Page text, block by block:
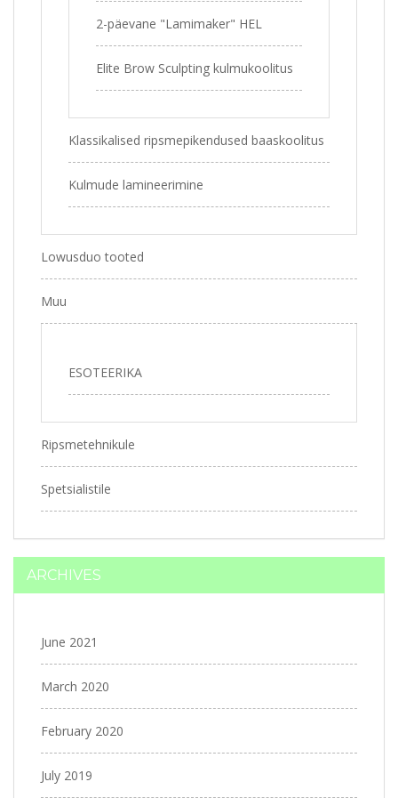
2-päevane "Lamimaker" HEL
Elite Brow Sculpting kulmukoolitus
Klassikalised ripsmepikendused baaskoolitus
Kulmude lamineerimine
Lowusduo tooted
Muu
ESOTEERIKA
Ripsmetehnikule
Spetsialistile
ARCHIVES
June 2021
March 2020
February 2020
July 2019